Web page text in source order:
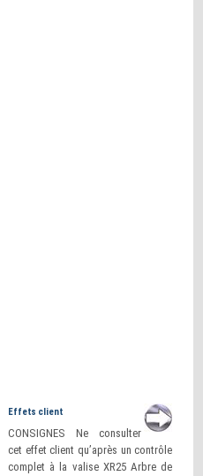
Effets client
CONSIGNES Ne consulter
cet effet client qu’après un contrôle
complet à la valise XR25 Arbre de